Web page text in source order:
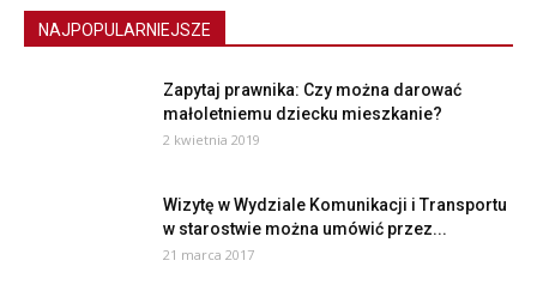
NAJPOPULARNIEJSZE
Zapytaj prawnika: Czy można darować
małoletniemu dziecku mieszkanie?
2 kwietnia 2019
Wizytę w Wydziale Komunikacji i Transportu
w starostwie można umówić przez...
21 marca 2017